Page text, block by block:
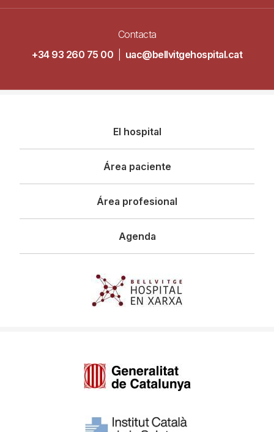
Contacta
+34 93 260 75 00
uac@bellvitgehospital.cat
principal
El hospital
Área paciente
Área profesional
Agenda